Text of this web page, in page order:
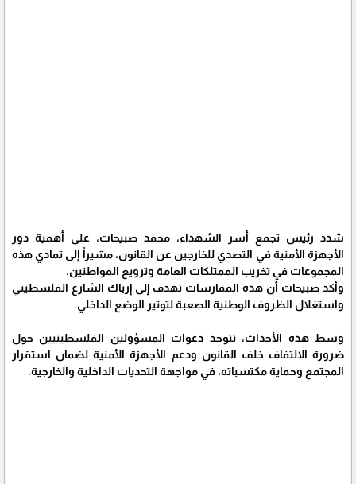
شدد رئيس تجمع أسر الشهداء، محمد صبيحات، على أهمية دور
الأجهزة الأمنية في التصدي للخارجين عن القانون، مشيراً إلى تمادي هذه
المجموعات في تخريب الممتلكات العامة وترويع المواطنين.
وأكد صبيحات أن هذه الممارسات تهدف إلى إرباك الشارع الفلسطيني
واستغلال الظروف الوطنية الصعبة لتوتير الوضع الداخلي.
وسط هذه الأحداث، تتوحد دعوات المسؤولين الفلسطينيين حول
ضرورة الالتفاف خلف القانون ودعم الأجهزة الأمنية لضمان استقرار
المجتمع وحماية مكتسباته، في مواجهة التحديات الداخلية والخارجية.